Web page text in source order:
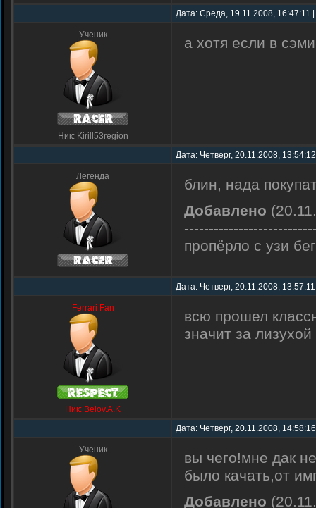
Дата: Среда, 19.11.2008,
Ученик
Ник: Kirill53region
а хотя если в
Дата: Четверг, 20.11.2008,
Легенда
блин, нада
Добавлено
пропёрло с узи
Дата: Четверг, 20.11.2008,
Ferrari Fan
Ник: Belov.A.K
всю прошел
значит за
Дата: Четверг, 20.11.2008,
Ученик
вы чего!мне дак
было качать,от
Добавлено